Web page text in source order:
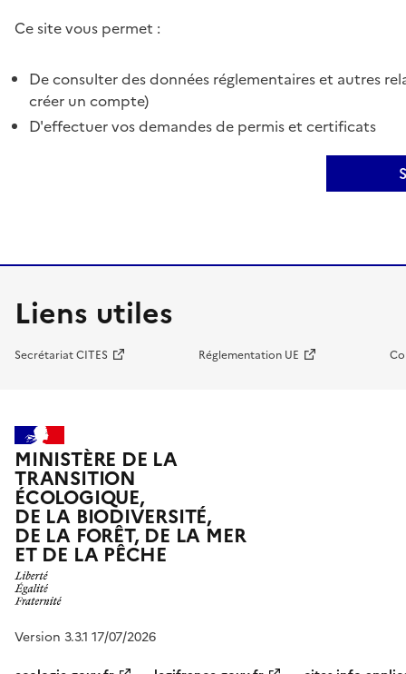
Ce site vous permet :
De consulter des données réglementaires et autres
créer un compte)
D'effectuer vos demandes de permis et certificats
Liens utiles
Secrétariat CITES Réglementation UE
MINISTÈRE DE LA
TRANSITION
ÉCOLOGIQUE,
DE LA BIODIVERSITÉ,
DE LA FORÊT, DE LA MER
ET DE LA PÊCHE
Version 3.3.1 17/07/2026